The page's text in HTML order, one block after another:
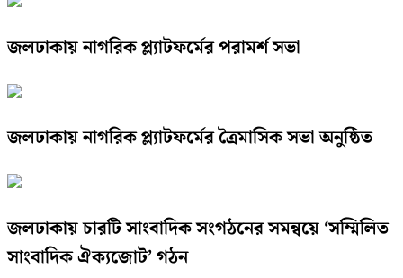
জলঢাকায় নাগরিক প্ল্যাটফর্মের পরামর্শ সভা
জলঢাকায় নাগরিক প্ল্যাটফর্মের ত্রৈমাসিক সভা অনুষ্ঠিত
জলঢাকায় চারটি সাংবাদিক সংগঠনের সমন্বয়ে ‘সম্মিলিত
সাংবাদিক ঐক্যজোট’ গঠন